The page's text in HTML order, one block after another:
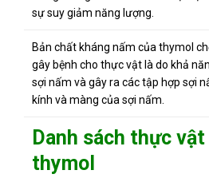
sự suy giảm năng lượng.
Bản chất kháng nấm của thymol
gây bệnh cho thực vật là do khả
sợi nấm và gây ra các tập hợp sợi
kính và màng của sợi nấm.
Danh sách thực
thymol